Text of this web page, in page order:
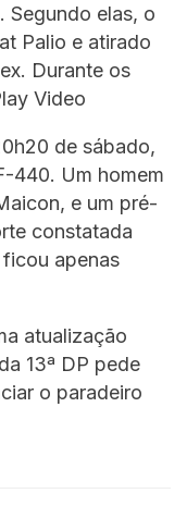
Segundo elas, o
Palio e atirado
Durante os
Video
de sábado,
440. Um homem
e um pré-
constatada
apenas
atualização
13ª DP pede
o paradeiro